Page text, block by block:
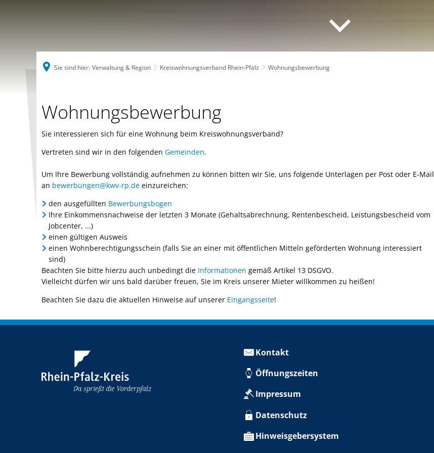
Sie sind hier: Verwaltung & Region Kreiswohnungsverband Rhein-Pfalz Wohnungsbewerbung
Wohnungsbewerbung
Wohnungsbewerbung
Sie interessieren sich für eine Wohnung beim Kreiswohnungsverband?
Vertreten sind wir in den folgenden Gemeinden.
Um Ihre Bewerbung vollständig aufnehmen zu können bitten wir Sie, uns folgende Unterlagen per Post oder E-Mail
an bewerbungen@kwv-rp.de einzureichen:
den ausgefüllten Bewerbungsbogen
Ihre Einkommensnachweise der letzten 3 Monate (Gehaltsabrechnung, Rentenbescheid, Leistungsbescheid vom
Jobcenter, ...)
einen gültigen Ausweis
einen Wohnberechtigungsschein (falls Sie an einer mit öffentlichen Mitteln geförderten Wohnung interessiert
sind)
Beachten Sie bitte hierzu auch unbedingt die Informationen gemäß Artikel 13 DSGVO.
Vielleicht dürfen wir uns bald darüber freuen, Sie im Kreis unserer Mieter willkommen zu heißen!
Beachten Sie dazu die aktuellen Hinweise auf unserer Eingangsseite!
Kontakt
Öffnungszeiten
Impressum
Datenschutz
Hinweisgebersystem